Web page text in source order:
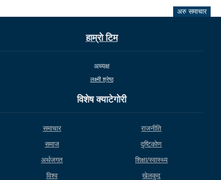
अरु समाचार
हाम्राे टिम
अध्यक्ष
लक्ष्मी श्रेष्ठ
विशेष क्याटेगाेरी
समाचार
राजनीति
समाज
दृष्टिकोण
अर्थजगत
शिक्षा/स्वास्थ्य
विश्व
खेलकुद